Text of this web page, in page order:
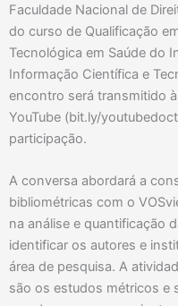
Faculdade Nacional de
do curso de Qualificação
Tecnológica em Saúde do
Informação Científica e
encontro será transmitido
YouTube (bit.ly/
participação.
A conversa abordará a
bibliométricas com o
na análise e quantificação
identificar os autores e
área de pesquisa. A
são os estudos métricos e